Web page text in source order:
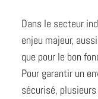
Dans le secteur
enjeu majeur,
que pour le bon
Pour garantir un
sécurisé,